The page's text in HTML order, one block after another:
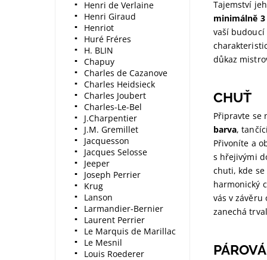
Tajemství
minimálně
vaší
důkaz
CHUŤ
Připravte se
barva,
Přivoníte a
s hřejivými
chuti, kde
harmonický
vás v
zanechá
Henri de Verlaine
Henri Giraud
Henriot
Huré Fréres
H. BLIN
Chapuy
Charles de Cazanove
Charles Heidsieck
Charles Joubert
Charles-Le-Bel
J.Charpentier
J.M. Gremillet
Jacquesson
Jacques Selosse
Jeeper
Joseph Perrier
Krug
Lanson
Larmandier-Bernier
Laurent Perrier
Le Marquis de Marillac
Le Mesnil
Louis Roederer